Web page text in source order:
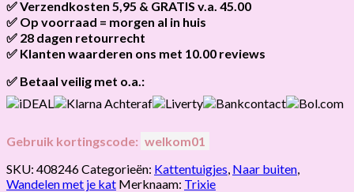
ELASTISCHE
RIEM
ASSORTI
hoeveelheid
✅ Verzendkosten 5,95 & GRATIS v.a. 45.00
Brievenbus verzendingen zijn 3,95, een pakket 5,95 en
bestellingen v.a. 45,00 worden gratis verzonden.
✅ Op voorraad = morgen al in huis
Als het product op voorraad is en je bestelt vóór 13:00, wordt
hetvandaag nog verzonden.
✅ 28 dagen retourrecht
Niet tevreden? Geen probleem! Je hebt28 dagen
✅ Klanten waarderen ons met 10.00 reviews
✅ Betaal veilig met o.a.:
Gebruik kortingscode: welkom01
SKU: 408246Categorieën: Kattentuigjes Naar buiten
Wandelen met je kat Merknaam: Trixie